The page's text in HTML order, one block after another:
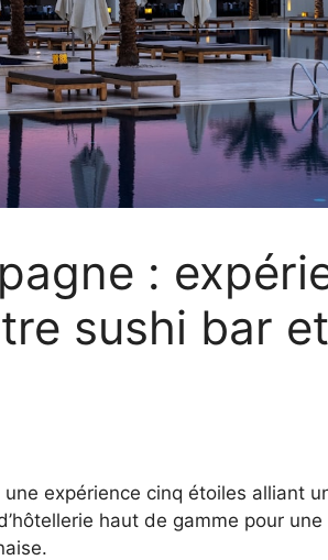
:
sushi bar
expérience cinq étoiles alliant
haut de gamme pour